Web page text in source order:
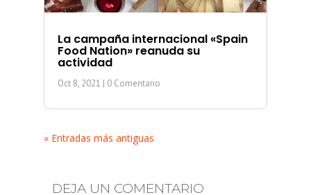
La campaña internacional «Spain
Food Nation» reanuda su
actividad
Oct 8, 2021 | 0 Comentario
« Entradas más antiguas
DEJA UN COMENTARIO